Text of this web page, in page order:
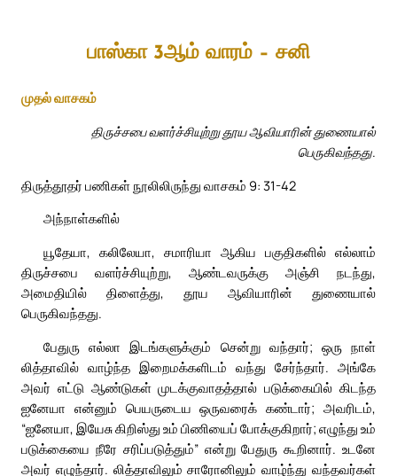
பாஸ்கா 3ஆம் வாரம் – சனி
முதல் வாசகம்
திருச்சபை வளர்ச்சியுற்று தூய ஆவியாரின் துணையால்
பெருகிவந்தது.
திருத்தூதர் பணிகள் நூலிலிருந்து வாசகம் 9: 31-42
அந்நாள்களில்
யூதேயா, கலிலேயா, சமாரியா ஆகிய பகுதிகளில் எல்லாம்
திருச்சபை வளர்ச்சியுற்று, ஆண்டவருக்கு அஞ்சி நடந்து,
அமைதியில் திளைத்து, தூய ஆவியாரின் துணையால்
பெருகிவந்தது.
பேதுரு எல்லா இடங்களுக்கும் சென்று வந்தார்; ஒரு நாள்
லித்தாவில் வாழ்ந்த இறைமக்களிடம் வந்து சேர்ந்தார். அங்கே
அவர் எட்டு ஆண்டுகள் முடக்குவாதத்தால் படுக்கையில் கிடந்த
ஐனேயா என்னும் பெயருடைய ஒருவரைக் கண்டார்; அவரிடம்,
“ஐனேயா, இயேசு கிறிஸ்து உம் பிணியைப் போக்குகிறார்; எழுந்து உம்
படுக்கையை நீரே சரிப்படுத்தும்” என்று பேதுரு கூறினார். உடனே
அவர் எழுந்தார். லித்தாவிலும் சாரோனிலும் வாழ்ந்து வந்தவர்கள்